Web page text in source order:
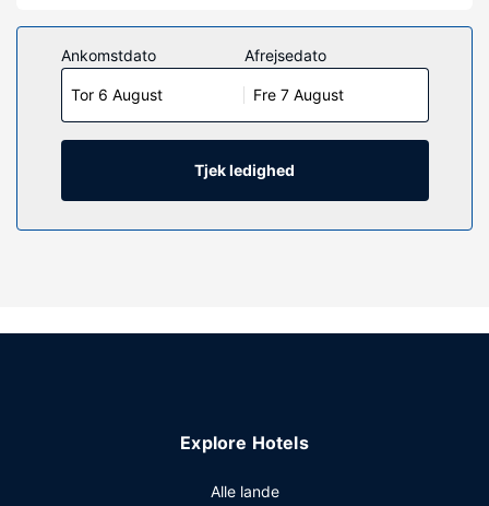
Føl dig hjemme i et af de 12 aircondition-afkølede værelser,
der indeholder køleskab og fladskærms-tv. Med gratis Wi-
Fi kan du altid komme på nettet, og satellitkanaler sørger
for underholdningen. Der er bruser på badeværelserne.
Faciliteter inkluderer telefoner samt skriveborde og
loftsventilatorer.
udsigt, eller du kan drage fordel af rekreative tilbud,
reception, bagageopbevaring og et pengeskab i
Ankomstdato
Tor 6 August
Afrejsedato
Fre 7 August
Tjek ledighed
Explore Hotels
Alle lande